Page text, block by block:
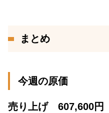
まとめ
今週の原価
売り上げ 607,600円